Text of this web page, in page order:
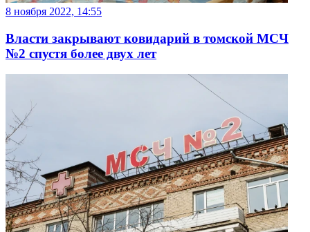
8 ноября 2022, 14:55
Власти закрывают ковидарий в томской МСЧ
№2 спустя более двух лет